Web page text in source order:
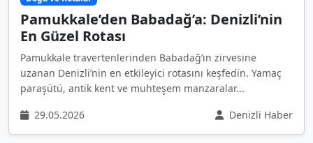
Pamukkale’den Babadağ’a: Denizli’nin
En Güzel Rotası
Pamukkale travertenlerinden Babadağ’ın zirvesine
uzanan Denizli’nin en etkileyici rotasını keşfedin. Yamaç
paraşütü, antik kent ve muhteşem manzaralar...
29.05.2026
Denizli Haber